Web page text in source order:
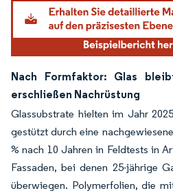
Nach Formfaktor: Glas
erschließen Nachrüstung
Glassubstrate hielten im Jahr
gestützt durch eine
% nach 10 Jahren in Feldtests in
Fassaden, bei denen 25-jährige
überwiegen. Polymerfolien, die